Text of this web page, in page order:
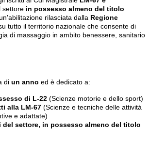
settore in possesso almeno del titolo
rilasciata dalla Regione
tutto il territorio nazionale che consente di
di massaggio in ambito benessere, sanitario
di un anno ed è dedicato a:
di L-22 (Scienze motorie e dello sport)
alla LM-67 (Scienze e tecniche delle attività
e adattate)
settore, in possesso almeno del titolo